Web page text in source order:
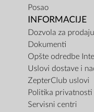
Posao
INFORMACIJE
Dozvola za
Dokumenti
Opšte odredbe
Uslovi dostave i
ZepterClub uslovi
Politika privatnosti
Servisni centri